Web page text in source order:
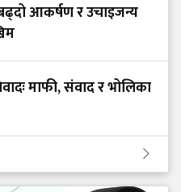
आकर्षण र उचाइजन्य
माफी, संवाद र भोलिका